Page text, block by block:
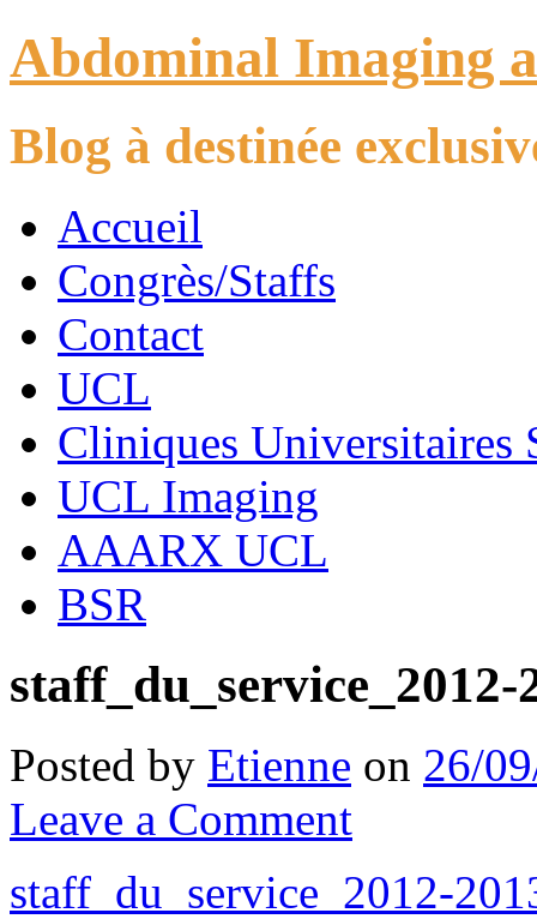
Abdominal Imaging
Blog à destinée
Accueil
Congrès/Staffs
Contact
UCL
Cliniques Universitaires
UCL Imaging
AAARX UCL
BSR
staff_du_service_2012-
Posted by Etienne on 26/
Leave a Comment
staff_du_service_2012-